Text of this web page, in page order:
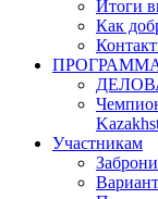
Итоги
Как
Участникам